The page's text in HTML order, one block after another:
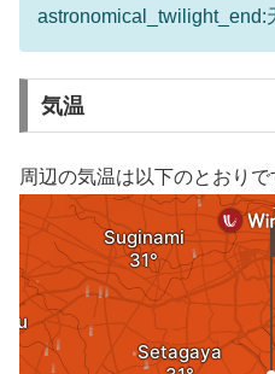
astronomical_twilight_end:
気温
周辺の気温は以下のとおりで